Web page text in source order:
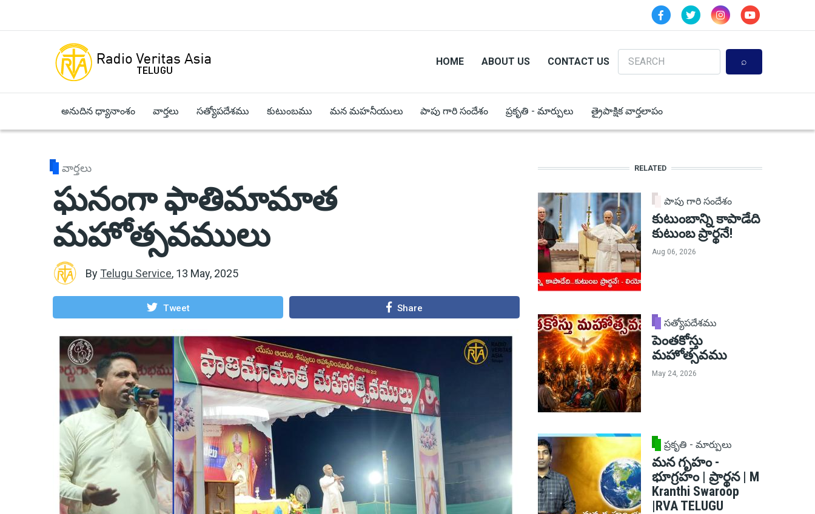
HOME ABOUT US CONTACT US
Search
అనుదిన ధ్యానాంశం వార్తలు సత్యోపదేశము కుటుంబము మన మహనీయులు పాపు గారి సందేశం ప్రకృతి - మార్పులు త్రైపాక్షిక వార్తలాపం
వార్తలు
ఘనంగా ఫాతిమామాత
మహోత్సవములు
By Telugu Service, 13 May, 2025
Tweet Share
RELATED
పాపు గారి సందేశం
కుటుంబాన్ని కాపాడేది
కుటుంబ ప్రార్థనే!
Aug 06, 2026
సత్యోపదేశము
పెంతకోస్తు
మహోత్సవము
May 24, 2026
ప్రకృతి - మార్పులు
మన గృహం -
భూగ్రహం | ప్రార్థన | M
Kranthi Swaroop
|RVA TELUGU